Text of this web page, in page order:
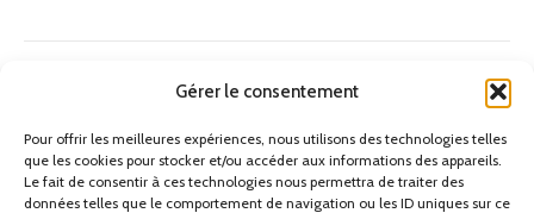
Gérer le consentement
Pour offrir les meilleures expériences, nous utilisons des technologies telles
que les cookies pour stocker et/ou accéder aux informations des appareils.
Le fait de consentir à ces technologies nous permettra de traiter des
données telles que le comportement de navigation ou les ID uniques sur ce
PREVIOUS ARTICLE
Noël en Argentine :
Traditions et Surprises
NEXT ARTICLE
Noël en Laponie